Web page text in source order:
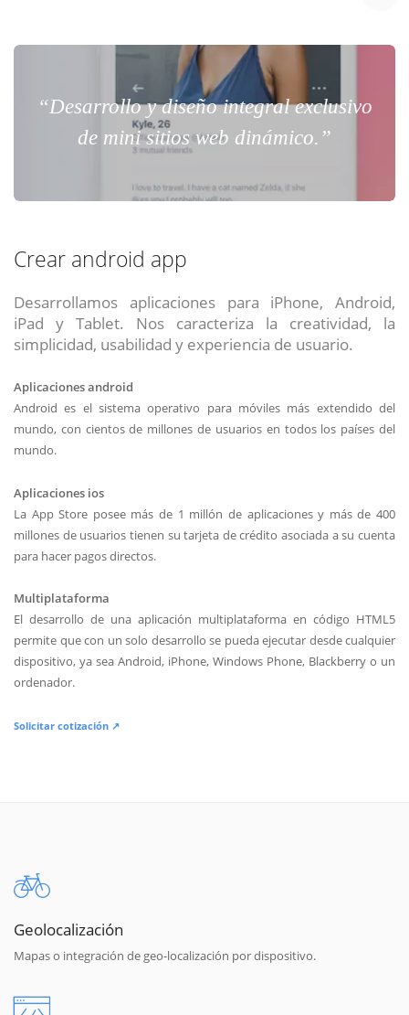
“Desarrollo y diseño integral exclusivo
de mini sitios web dinámico.”
Crear android app
Desarrollamos aplicaciones para iPhone, Android,
iPad y Tablet. Nos caracteriza la creatividad, la
simplicidad, usabilidad y experiencia de usuario.
Aplicaciones android
Android es el sistema operativo para móviles más extendido del
mundo, con cientos de millones de usuarios en todos los países del
mundo.
Aplicaciones ios
La App Store posee más de 1 millón de aplicaciones y más de 400
millones de usuarios tienen su tarjeta de crédito asociada a su cuenta
para hacer pagos directos.
Multiplataforma
El desarrollo de una aplicación multiplataforma en código HTML5
permite que con un solo desarrollo se pueda ejecutar desde cualquier
dispositivo, ya sea Android, iPhone, Windows Phone, Blackberry o un
ordenador.
Solicitar cotización ↗
Geolocalización
Mapas o integración de geo-localización por dispositivo.